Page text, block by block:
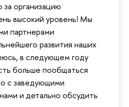
организацию
высокий уровень! Мы
партнерами
развития наших
в следующем году
больше пообщаться
с заведующими
и детально обсудить